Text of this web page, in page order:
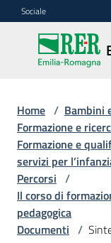
Vai al contenuto
Vai alla navigazione
Vai al footer
Sociale
Accoglienza,
tutela
e
sostegno
Adolescenza
Home / Bambini
Formazione e
Formazione e
servizi per
Percorsi /
Il corso di
pedagogica
Documenti /